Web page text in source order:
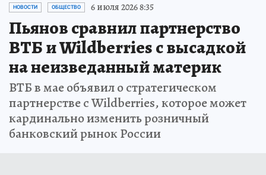
НОВОСТИ ОБЩЕСТВО 6 июля 2026 8:35
Пьянов сравнил партнерство
ВТБ и Wildberries с высадкой
на неизведанный материк
ВТБ в мае объявил о стратегическом
партнерстве с Wildberries, которое может
кардинально изменить розничный
банковский рынок России